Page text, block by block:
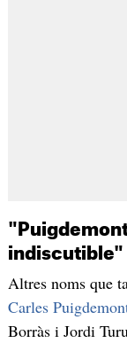
indiscutible"
Altres noms que
Carles
Borràs i Jordi